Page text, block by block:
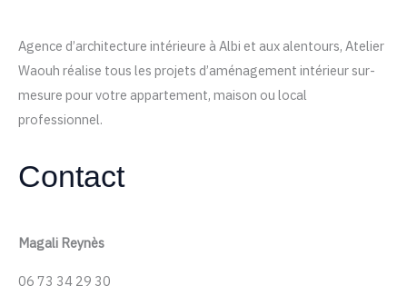
Agence d’architecture intérieure à Albi et aux alentours, Atelier
Waouh réalise tous les projets d’aménagement intérieur sur-
mesure pour votre appartement, maison ou local
professionnel.
Contact
Magali Reynès
06 73 34 29 30